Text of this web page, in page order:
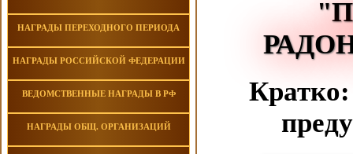
НАГРАДЫ ПЕРЕХОДНОГО ПЕРИОДА
НАГРАДЫ РОССИЙСКОЙ ФЕДЕРАЦИИ
ВЕДОМСТВЕННЫЕ НАГРАДЫ В РФ
НАГРАДЫ ОБЩ. ОРГАНИЗАЦИЙ
Кратко: